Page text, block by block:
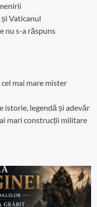
Vaticanul
nu s-a răspuns
mai mare mister
istorie, legendă și adevăr
mari construcții militare